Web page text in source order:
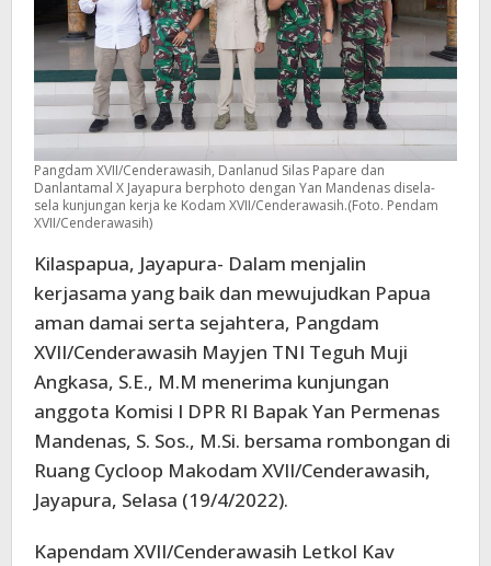
Pangdam XVII/Cenderawasih, Danlanud Silas Papare dan
Danlantamal X Jayapura berphoto dengan Yan Mandenas disela-
sela kunjungan kerja ke Kodam XVII/Cenderawasih.(Foto. Pendam
XVII/Cenderawasih)
Kilaspapua, Jayapura- Dalam menjalin
kerjasama yang baik dan mewujudkan Papua
aman damai serta sejahtera, Pangdam
XVII/Cenderawasih Mayjen TNI Teguh Muji
Angkasa, S.E., M.M menerima kunjungan
anggota Komisi I DPR RI Bapak Yan Permenas
Mandenas, S. Sos., M.Si. bersama rombongan di
Ruang Cycloop Makodam XVII/Cenderawasih,
Jayapura, Selasa (19/4/2022).
Kapendam XVII/Cenderawasih Letkol Kav